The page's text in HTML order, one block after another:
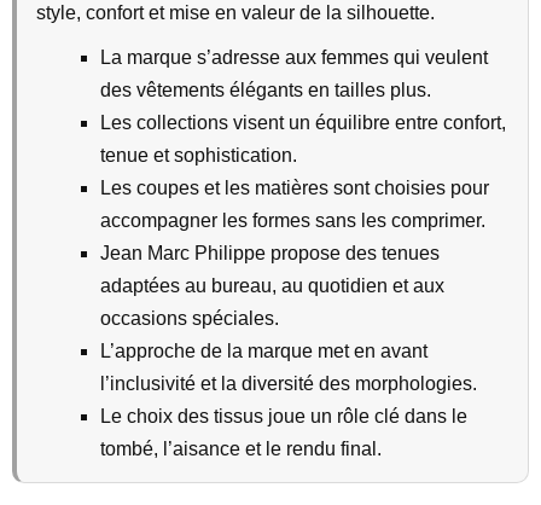
style, confort et mise en valeur de la silhouette.
La marque s’adresse aux femmes qui veulent
des vêtements élégants en tailles plus.
Les collections visent un équilibre entre confort,
tenue et sophistication.
Les coupes et les matières sont choisies pour
accompagner les formes sans les comprimer.
Jean Marc Philippe propose des tenues
adaptées au bureau, au quotidien et aux
occasions spéciales.
L’approche de la marque met en avant
l’inclusivité et la diversité des morphologies.
Le choix des tissus joue un rôle clé dans le
tombé, l’aisance et le rendu final.